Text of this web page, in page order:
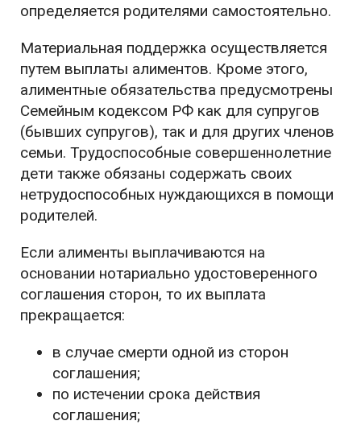
определяется родителями самостоятельно.
Материальная поддержка осуществляется
путем выплаты алиментов. Кроме этого,
алиментные обязательства предусмотрены
Семейным кодексом РФ как для супругов
(бывших супругов), так и для других членов
семьи. Трудоспособные совершеннолетние
дети также обязаны содержать своих
нетрудоспособных нуждающихся в помощи
родителей.
Если алименты выплачиваются на
основании нотариально удостоверенного
соглашения сторон, то их выплата
прекращается:
в случае смерти одной из сторон
соглашения;
по истечении срока действия
соглашения;